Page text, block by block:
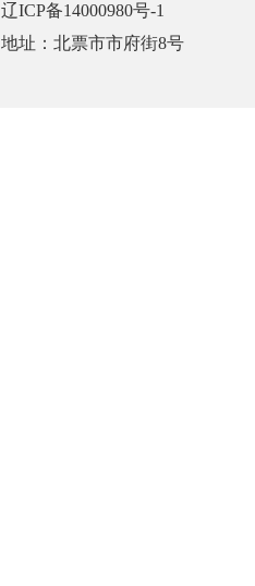
辽ICP备14000980号-1
地址：北票市市府街8号